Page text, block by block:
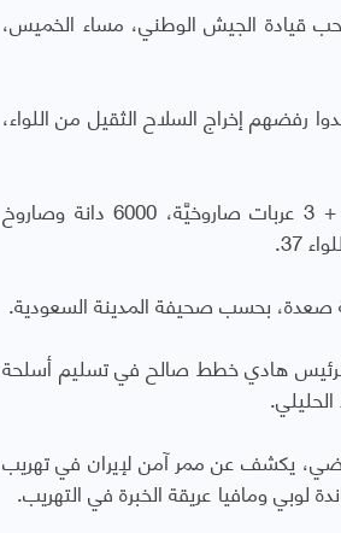
قيادة الجيش الوطني، مساء الخميس،
رفضهم إخراج السلاح الثقيل من اللواء،
وقدرت المصادر حجم السلاح الذي تم سحبه بـ 1000 صاروخ كاتيوشا، 23 دبابة + 3 عربات صاروخيَّة، 6000 دانة وصاروخ
صعدة، بحسب صحيفة المدينة السعودية.
الرئيس هادي خطط صالح في تسليم أسلحة
يكشف عن ممر آمن لإيران في تهريب
لوبي ومافيا عريقة الخبرة في التهريب.